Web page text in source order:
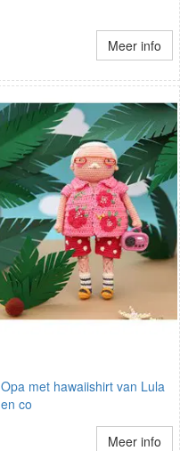
Meer info
Opa met hawaiishirt van Lula
en co
Meer info